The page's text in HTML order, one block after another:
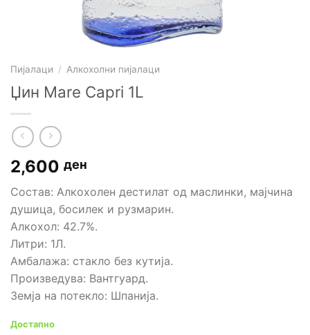
Пијалаци / Алкохолни пијалаци
Џин Mare Capri 1L
2,600 ден
Состав: Aлкохолен дестилат од маслинки, мајчина
душица, босилек и рузмарин.
Алкохол: 42.7%.
Литри: 1Л.
Амбалажа: стакло без кутија.
Произведува: Вантгуард.
Земја на потекло: Шпанија.
Достапно